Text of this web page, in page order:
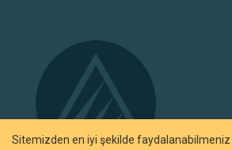
Sitemizden en iyi şekilde faydalanabilmeniz